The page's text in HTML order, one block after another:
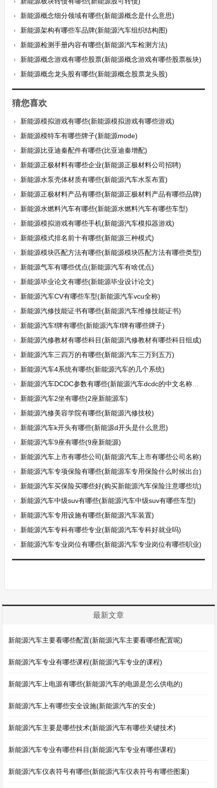
新能源概念细分领域有哪些(新能源概念是什么意思)
新能源架构有哪些车品牌(新能源汽车组织结构图)
新能源检测手册内容有哪些(新能源汽车检测方法)
新能源概念游戏有哪些股票(新能源概念游戏有哪些股票板块)
新能源概念龙头股有哪些(新能源概念股票龙头股)
猜您喜欢
新能源模拟游戏有哪些(新能源模拟游戏有哪些游戏)
新能源模特车有哪些牌子(新能源mode)
新能源比亚迪秦配件有哪些(比亚迪秦增配)
新能源正极材料有哪些企业(新能源正极材料公司招聘)
新能源水泵壳体材质有哪些(新能源汽车水泵布置)
新能源正极材料产品有哪些(新能源正极材料产品有哪些品牌)
新能源水燃料汽车有哪些(新能源水燃料汽车有哪些车型)
新能源模拟游戏有哪些手机(新能源汽车模拟器游戏)
新能源模式排名前十有哪些(新能源三种模式)
新能源模块匹配方法有哪些(新能源模块匹配方法有哪些类型)
新能源气车有哪些优点(新能源汽车有啥优点)
新能源毕业论文有哪些(新能源毕业设计论文)
新能源汽车CV有哪些车型(新能源汽车vcu全称)
新能源汽修技能证书有哪些(新能源汽车维修技能证书)
新能源汽车f牌有哪些(新能源汽车f牌有哪些牌子)
新能源汽修教材有哪些科目(新能源汽修教材有哪些科目组成)
新能源汽车三四万的有哪些(新能源汽车三万到五万)
新能源汽车4系统有哪些(新能源汽车的几个系统)
新能源汽车DCDC参数有哪些(新能源汽车dcdc的中文名称是什么)
新能源汽车2坐有哪些(2座新能源车)
新能源汽修美容学院有哪些(新能源汽修技校)
新能源汽车k开头有哪些(新能源d开头是什么意思)
新能源汽车9座有哪些(9座新能源)
新能源汽车上市有哪些公司(新能源汽车上市有哪些公司名称)
新能源汽车专项保险有哪些(新能源车专用保险什么时候出台)
新能源汽车买保险买哪些好(购买新能源汽车保险注意哪些坑)
新能源汽车中级suv有哪些(新能源汽车中级suv有哪些车型)
新能源汽车专用设施有哪些(新能源汽车装置)
新能源汽车专科有哪些专业(新能源汽车专科好就业吗)
新能源汽车专业岗位有哪些(新能源汽车专业岗位有哪些职业)
最新文章
新能源汽车主要看哪些配置(新能源汽车主要看哪些配置呢)
新能源汽车专业有哪些课程(新能源汽车专业的课程)
新能源汽车上电源有哪些(新能源汽车的电源是怎么供电的)
新能源汽车上有哪些安全设施(新能源汽车的安全)
新能源汽车主要是哪些技术(新能源汽车有哪些关键技术)
新能源汽车专业有哪些科目(新能源汽车专业有哪些课程)
新能源汽车仪表符号有哪些(新能源汽车仪表符号有哪些图案)